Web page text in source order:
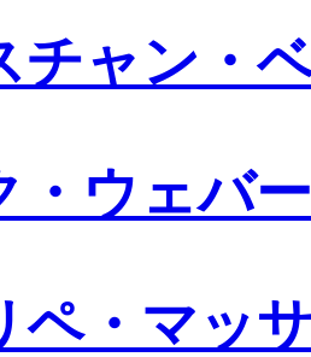
チャン・
・ウェバー
ペ・マッ